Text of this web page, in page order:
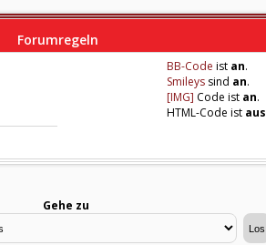
Forumregeln
BB-Code ist an.
Smileys sind an.
[IMG] Code ist an.
HTML-Code ist aus
Gehe zu